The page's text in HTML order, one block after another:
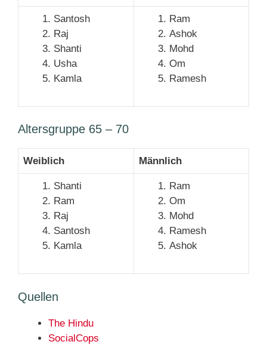
Santosh
Raj
Shanti
Usha
Kamla
Ram
Ashok
Mohd
Om
Ramesh
Altersgruppe 65 – 70
Weiblich Männlich
Shanti
Ram
Raj
Santosh
Kamla
Ram
Om
Mohd
Ramesh
Ashok
Quellen
The Hindu
SocialCops